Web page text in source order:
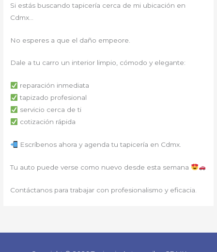
Si estás buscando tapicería cerca de mi ubicación en
Cdmx…
No esperes a que el daño empeore.
Dale a tu carro un interior limpio, cómodo y elegante:
reparación inmediata
tapizado profesional
servicio cerca de ti
cotización rápida
Escríbenos ahora y agenda tu tapicería en Cdmx.
Tu auto puede verse como nuevo desde esta semana
Contáctanos para trabajar con profesionalismo y eficacia.